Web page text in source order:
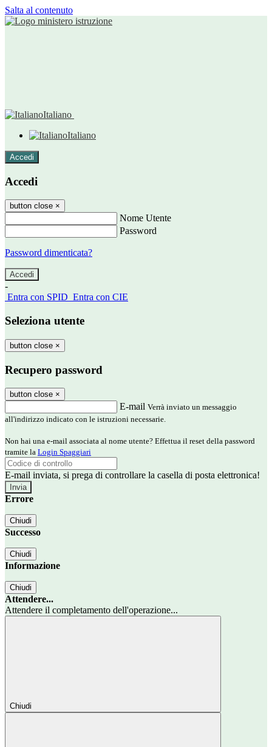
Salta al contenuto
Italiano
Italiano
Accedi
Accedi
button close ×
Nome Utente
Password
Password dimenticata?
-
Entra con SPID Entra con CIE
Seleziona utente
button close ×
Recupero password
button close ×
E-mail Verrà inviato un messaggio
all'indirizzo indicato con le istruzioni necessarie.
Non hai una e-mail associata al nome utente? Effettua il reset della password
tramite la Login Spaggiari
E-mail inviata, si prega di controllare la casella di posta elettronica!
Errore
Chiudi
Successo
Chiudi
Informazione
Chiudi
Attendere...
Attendere il completamento dell'operazione...
Chiudi